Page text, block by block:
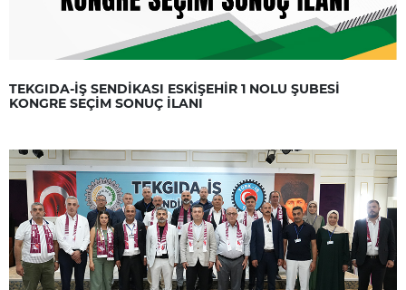
TEKGIDA-İŞ SENDİKASI ESKİŞEHİR 1 NOLU ŞUBESİ
KONGRE SEÇİM SONUÇ İLANI